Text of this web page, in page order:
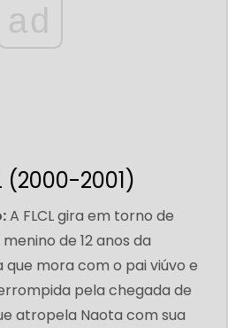
ad
(2000-2001)
A FLCL gira em torno de
de 12 anos da
mora com o pai viúvo e
pela chegada de
atropela Naota com sua